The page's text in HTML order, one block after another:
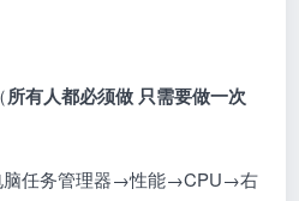
所有人都必须做 只需要做一次
任务管理器→性能→CPU→右